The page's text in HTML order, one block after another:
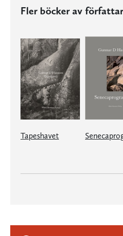
Fler böcker av
Tapeshavet